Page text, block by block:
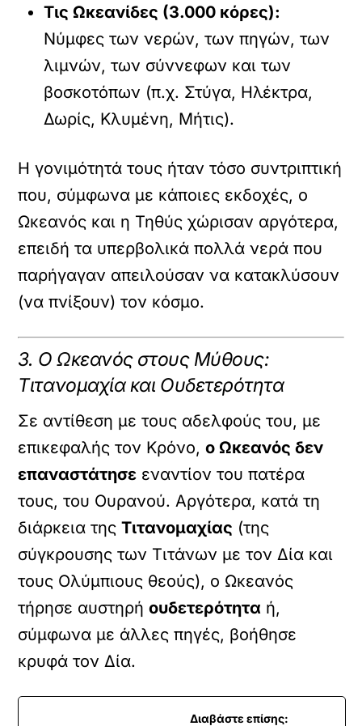
Τις Ωκεανίδες (3.000 κόρες):
Νύμφες των νερών, των πηγών, των
λιμνών, των σύννεφων και των
βοσκοτόπων (π.χ. Στύγα, Ηλέκτρα,
Δωρίς, Κλυμένη, Μήτις).
Η γονιμότητά τους ήταν τόσο συντριπτική
που, σύμφωνα με κάποιες εκδοχές, ο
Ωκεανός και η Τηθύς χώρισαν αργότερα,
επειδή τα υπερβολικά πολλά νερά που
παρήγαγαν απειλούσαν να κατακλύσουν
(να πνίξουν) τον κόσμο.
3. Ο Ωκεανός στους Μύθους:
Τιτανομαχία και Ουδετερότητα
Σε αντίθεση με τους αδελφούς του, με
επικεφαλής τον Κρόνο,ο Ωκεανός δεν
επαναστάτησε εναντίον του πατέρα
τους, του Ουρανού. Αργότερα, κατά τη
διάρκεια τηςΤιτανομαχίας (της
σύγκρουσης των Τιτάνων με τον Δία και
τους Ολύμπιους θεούς), ο Ωκεανός
τήρησε αυστηρήουδετερότητα ή,
σύμφωνα με άλλες πηγές, βοήθησε
κρυφά τον Δία.
Διαβάστε επίσης: